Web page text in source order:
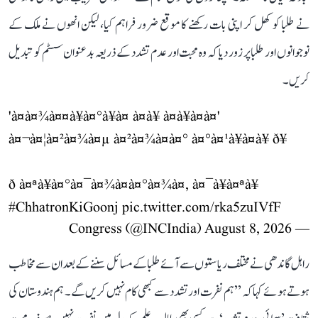
نے طلبا کو کھل کر اپنی بات رکھنے کا موقع ضرور فراہم کیا، لیکن انھوں نے ملک کے
نوجوانوں اور طلبا پر زور دیا کہ وہ محبت اور عدم تشدد کے ذریعہ بدعنوان سسٹم کو تبدیل
کریں۔
'à¤à¤¾à¤¤à¥à¤°à¥à¤ à¤à¥ à¤à¥à¤à¤'
à¤¬à¤¦à¤²à¤¾à¤µ à¤²à¤¾à¤à¤° à¤°à¤¹à¥à¤à¥ ð¥
ð à¤ªà¥à¤°à¤¯à¤¾à¤à¤°à¤¾à¤, à¤¯à¥à¤ªà¥
#ChhatronKiGoonj pic.twitter.com/rka5zuIVfF
— Congress (@INCIndia)
August 8, 2026
راہل گاندھی نے مختلف ریاستوں سے آئے طلبا کے مسائل سننے کے بعد ان سے مخاطب
ہوتے ہوئے کہا کہ ’’ہم نفرت اور تشدد سے کبھی کام نہیں کریں گے۔ ہم ہندوستان کی